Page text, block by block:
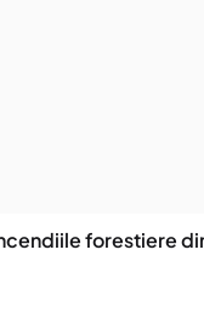
forestiere